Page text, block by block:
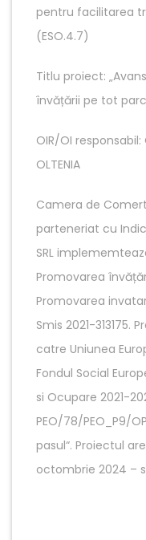
pentru facilitarea
(ESO.4.7)
Titlu proiect:
învățării pe tot
OIR/OI responsabil:
OLTENIA
Camera de
parteneriat cu
SRL
Promovarea
Promovarea
Smis 2021-
catre Uniunea
Fondul Social
si Ocupare 2021-
PEO/78/PEO_P9/
pasul“. Proiectul
octombrie 2024 –